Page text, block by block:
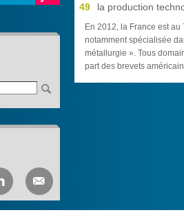

49 la production
En 2012, la France est
notamment spécialisée
métallurgie ». Tous
part des brevets